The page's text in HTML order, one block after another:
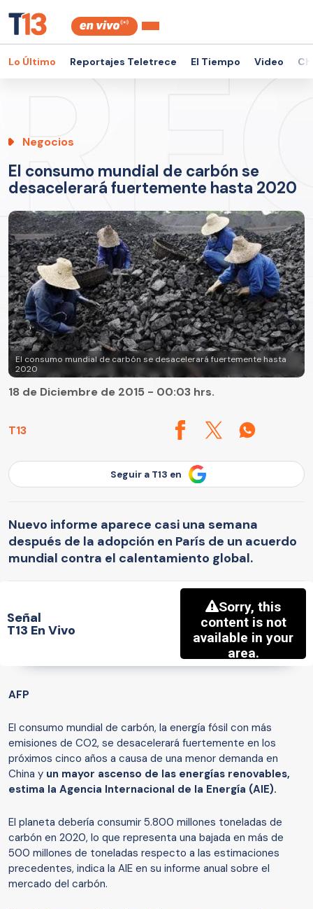
Lo Último Reportajes Teletrece El Tiempo Video
Negocios
El consumo mundial de carbón se
desacelerará fuertemente hasta 2020
El consumo mundial de carbón se desacelerará fuertemente hasta
2020
T13
18 de Diciembre de 2015 - 00:03 hrs.
Seguir a T13 en
Nuevo informe aparece casi una semana
después de la adopción en París de un acuerdo
mundial contra el calentamiento global.
Señal
T13 En Vivo
AFP
El consumo mundial de carbón, la energía fósil con más
emisiones de CO2, se desacelerará fuertemente en los
próximos cinco años a causa de una menor demanda en
China y un mayor ascenso de las energías renovables,
estima la Agencia Internacional de la Energía (AIE).
El planeta debería consumir 5.800 millones toneladas de
carbón en 2020, lo que representa una bajada en más de
500 millones de toneladas respecto a las estimaciones
precedentes, indica la AIE en su informe anual sobre el
mercado del carbón.